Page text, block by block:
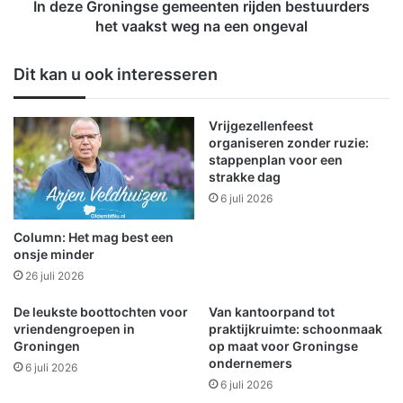
f
i
n
s
t
i
j
l
!
s
e
g
e
m
e
e
n
t
e
n
i
j
d
e
In deze Groningse gemeenten rijden bestuurders
het vaakst weg na een ongeval
Dit kan u ook interesseren
Column: Het mag best een
onsje minder
26 juli 2026
Vrijgezellenfeest
organiseren zonder ruzie:
stappenplan voor een
strakke dag
6 juli 2026
De leukste boottochten voor
vriendengroepen in
Groningen
6 juli 2026
Van kantoorpand tot
praktijkruimte: schoonmaak
op maat voor Groningse
ondernemers
6 juli 2026